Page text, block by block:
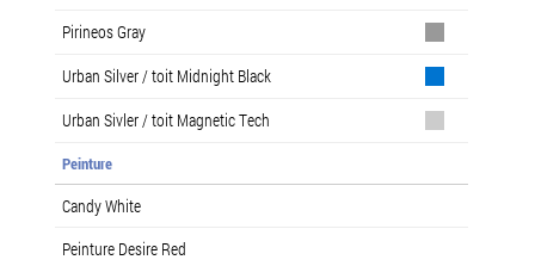
Pirineos Gray
Urban Silver / toit Midnight Black
Urban Sivler / toit Magnetic Tech
Peinture
Candy White
Peinture Desire Red